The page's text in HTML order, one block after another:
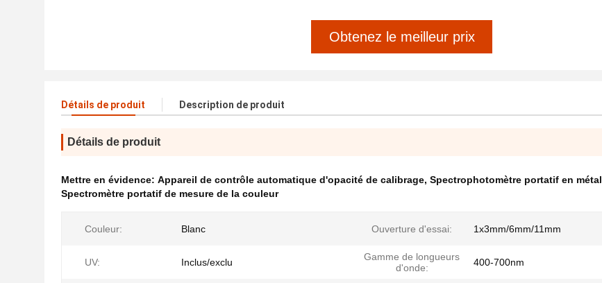
Obtenez le meilleur prix
Détails de produit Description de produit
Détails de produit
Mettre en évidence: Appareil de contrôle automatique d'opacité de calibrage, Spectrophotomètre portatif en métal
Spectromètre portatif de mesure de la couleur
Couleur: Blanc Ouverture d'essai: 1x3mm/6mm/11mm
UV: Inclus/exclu
Gamme de longueurs
d'onde:
400-700nm